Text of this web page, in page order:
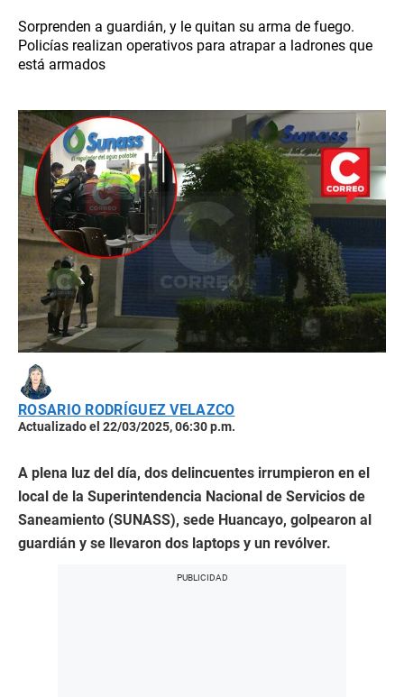
Sorprenden a guardián, y le quitan su arma de fuego.
Policías realizan operativos para atrapar a ladrones que
está armados
ROSARIO RODRÍGUEZ VELAZCO
Actualizado el 22/03/2025, 06:30 p.m.
A plena luz del día, dos delincuentes irrumpieron en el
local de la Superintendencia Nacional de Servicios de
Saneamiento (SUNASS), sede Huancayo, golpearon al
guardián y se llevaron dos laptops y un revólver.